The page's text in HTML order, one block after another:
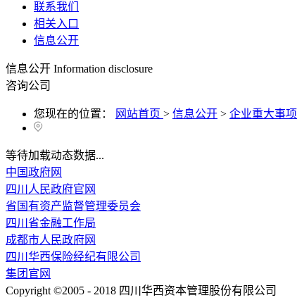
联系我们
相关入口
信息公开
信息公开 Information disclosure
咨询公司
您现在的位置： 网站首页 > 信息公开 > 企业重大事项
等待加载动态数据...
中国政府网
四川人民政府官网
省国有资产监督管理委员会
四川省金融工作局
成都市人民政府网
四川华西保险经纪有限公司
集团官网
Copyright ©2005 - 2018 四川华西资本管理股份有限公司